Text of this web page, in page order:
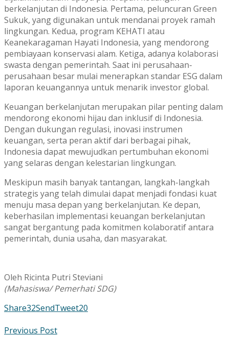
berkelanjutan di Indonesia. Pertama, peluncuran Green
Sukuk, yang digunakan untuk mendanai proyek ramah
lingkungan. Kedua, program KEHATI atau
Keanekaragaman Hayati Indonesia, yang mendorong
pembiayaan konservasi alam. Ketiga, adanya kolaborasi
swasta dengan pemerintah. Saat ini perusahaan-
perusahaan besar mulai menerapkan standar ESG dalam
laporan keuangannya untuk menarik investor global.
Keuangan berkelanjutan merupakan pilar penting dalam
mendorong ekonomi hijau dan inklusif di Indonesia.
Dengan dukungan regulasi, inovasi instrumen
keuangan, serta peran aktif dari berbagai pihak,
Indonesia dapat mewujudkan pertumbuhan ekonomi
yang selaras dengan kelestarian lingkungan.
Meskipun masih banyak tantangan, langkah-langkah
strategis yang telah dimulai dapat menjadi fondasi kuat
menuju masa depan yang berkelanjutan. Ke depan,
keberhasilan implementasi keuangan berkelanjutan
sangat bergantung pada komitmen kolaboratif antara
pemerintah, dunia usaha, dan masyarakat.
Oleh Ricinta Putri Steviani
(Mahasiswa/ Pemerhati SDG)
Share32SendTweet20
Previous Post